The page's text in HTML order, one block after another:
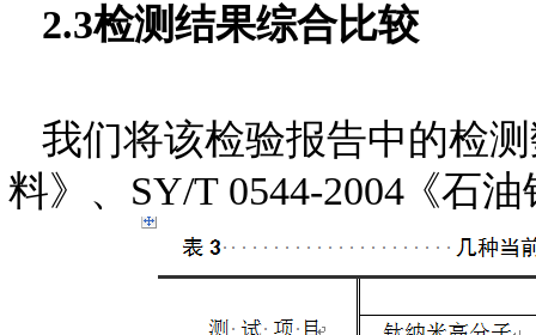
2.3检测结果综合比较
我们将该检验报告中的检
料》、SY/T 0544-2004《石油